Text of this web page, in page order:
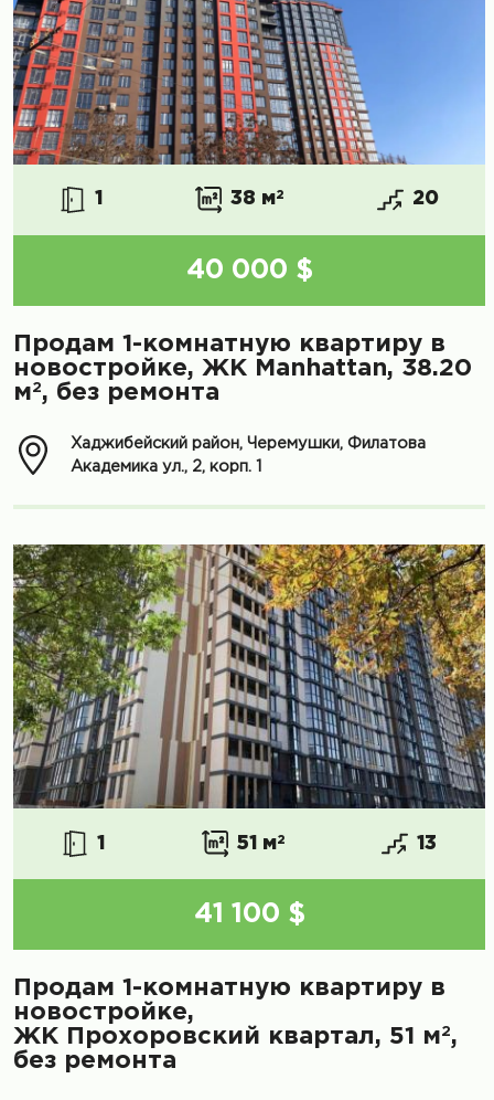
1 38 м2 20
40 000 $
Продам 1-комнатную квартиру в
новостройке, ЖК Manhattan, 38.20
м2, без ремонта
Хаджибейский район, Черемушки, Филатова
Академика ул., 2, корп. 1
1 51 м2 13
41 100 $
Продам 1-комнатную квартиру в
новостройке,
ЖК Прохоровский квартал, 51 м2,
без ремонта